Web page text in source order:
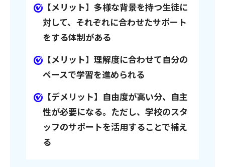
【メリット】多様な背景を持つ生徒に
対して、それぞれに合わせたサポート
をする体制がある
【メリット】理解度に合わせて自分の
ペースで学習を進められる
【デメリット】自由度が高い分、自主
性が必要になる。ただし、学校のスタ
ッフのサポートを活用することで補え
る